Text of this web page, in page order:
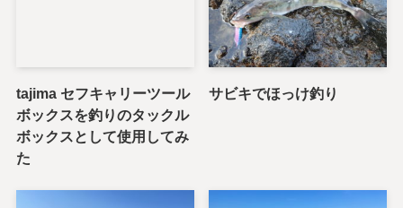
tajima セフキャリーツール
ボックスを釣りのタックル
ボックスとして使用してみ
た
サビキでほっけ釣り